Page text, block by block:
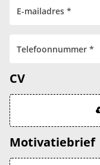
CV
Motivatiebrief